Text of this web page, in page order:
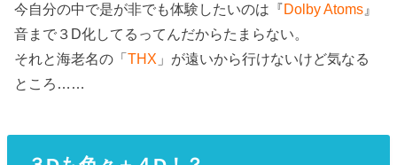
今自分の中で是が非でも体験したいのは『Dolby Atoms 』
音まで３D化してるってんだからたまらない。
それと海老名の「THX 」が遠いから行けないけど気なる
ところ……